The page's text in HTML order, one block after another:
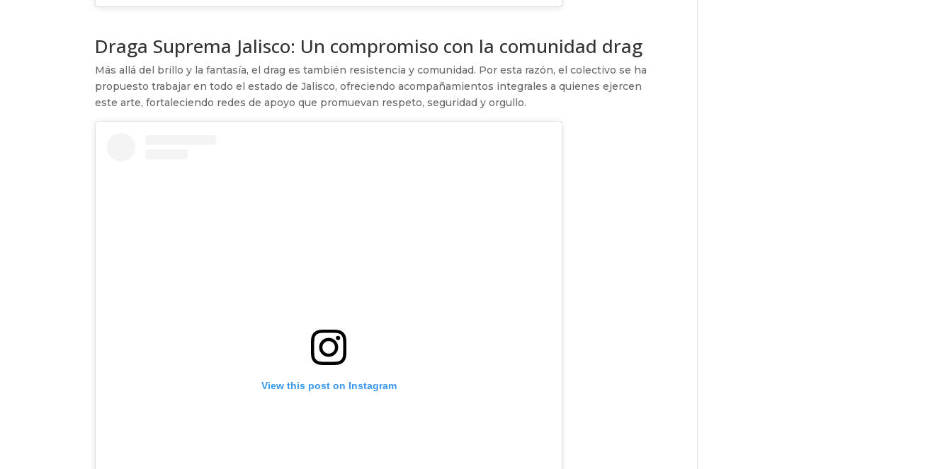
Draga Suprema Jalisco: Un compromiso con la comunidad drag
Más allá del brillo y la fantasía, el drag es también resistencia y comunidad. Por esta razón, el colectivo se ha
propuesto trabajar en todo el estado de Jalisco, ofreciendo acompañamientos integrales a quienes ejercen
este arte, fortaleciendo redes de apoyo que promuevan respeto, seguridad y orgullo.
View this post on Instagram